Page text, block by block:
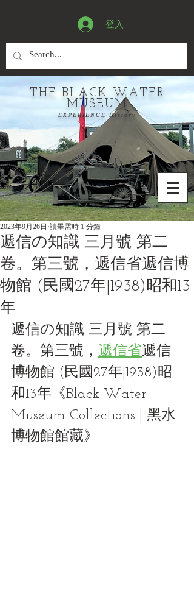
登入
THE BLACK WATER
MUSEUM
EXPERIENCE History
遞信の知識 三月號 第二
卷。第三號，遞信省遞信博
物館 (民國27年|1938)昭和13
年
2023年9月26日 讀畢需時 1 分鐘
遞信の知識 三月號 第二
卷。第三號， 遞信省遞信
博物館 (民國27年|1938)昭
和13年《Black Water
Museum Collections | 黑水
博物館館藏》